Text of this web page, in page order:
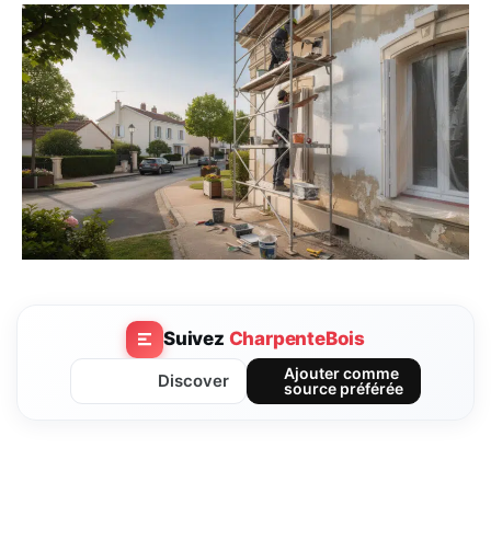
Suivez CharpenteBois
Discover
Ajouter comme
source préférée